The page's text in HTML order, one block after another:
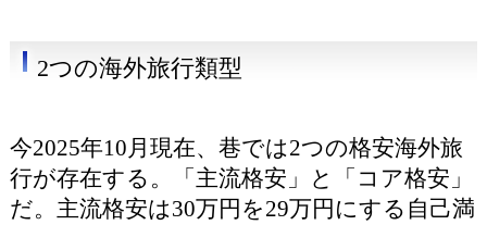
2つの海外旅行類型
今2025年10月現在、巷では2つの格安海外旅
行が存在する。「主流格安」と「コア格安」
だ。主流格安は30万円を29万円にする自己満